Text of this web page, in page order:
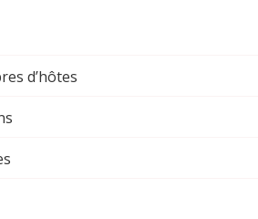
d’hôtes